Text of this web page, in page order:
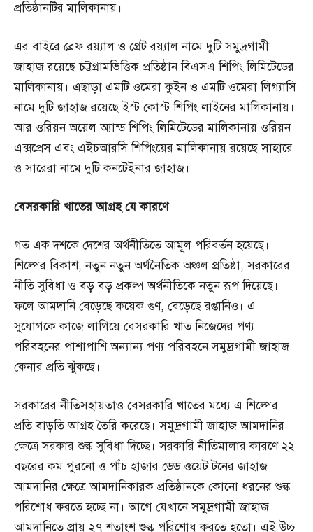
প্রতিষ্ঠানটির মালিকানায়।
এর বাইরে ব্রেফ রয়্যাল ও গ্রেট রয়্যাল নামে দুটি সমুদ্রগামী
জাহাজ রয়েছে চট্টগ্রামভিত্তিক প্রতিষ্ঠান বিএসএ শিপিং লিমিটেডের
মালিকানায়। এছাড়া এমটি ওমেরা কুইন ও এমটি ওমেরা লিগ্যাসি
নামে দুটি জাহাজ রয়েছে ইস্ট কোস্ট শিপিং লাইনের মালিকানায়।
আর ওরিয়ন অয়েল অ্যান্ড শিপিং লিমিটেডের মালিকানায় ওরিয়ন
এক্সপ্রেস এবং এইচআরসি শিপিংয়ের মালিকানায় রয়েছে সাহারে
ও সারেরা নামে দুটি কনটেইনার জাহাজ।
বেসরকারিখাতেরআগ্রহযেকারণে
গত এক দশকে দেশের অর্থনীতিতে আমূল পরিবর্তন হয়েছে।
শিল্পের বিকাশ, নতুন নতুন অর্থনৈতিক অঞ্চল প্রতিষ্ঠা, সরকারের
নীতি সুবিধা ও বড় বড় প্রকল্প অর্থনীতিকে নতুন রূপ দিয়েছে।
ফলে আমদানি বেড়েছে কয়েক গুণ, বেড়েছে রপ্তানিও। এ
সুযোগকে কাজে লাগিয়ে বেসরকারি খাত নিজেদের পণ্য
পরিবহনের পাশাপাশি অন্যান্য পণ্য পরিবহনে সমুদ্রগামী জাহাজ
কেনার প্রতি ঝুঁকছে।
সরকারের নীতিসহায়তাও বেসরকারি খাতের মধ্যে এ শিল্পের
প্রতি বাড়তি আগ্রহ তৈরি করেছে। সমুদ্রগামী জাহাজ আমদানির
ক্ষেত্রে সরকার শুল্ক সুবিধা দিচ্ছে। সরকারি নীতিমালার কারণে ২২
বছরের কম পুরনো ও পাঁচ হাজার ডেড ওয়েট টনের জাহাজ
আমদানির ক্ষেত্রে আমদানিকারক প্রতিষ্ঠানকে কোনো ধরনের শুল্ক
পরিশোধ করতে হচ্ছে না। আগে যেখানে সমুদ্রগামী জাহাজ
আমদানিতে প্রায় ২৭ শতাংশ শুল্ক পরিশোধ করতে হতো। এই উচ্চ